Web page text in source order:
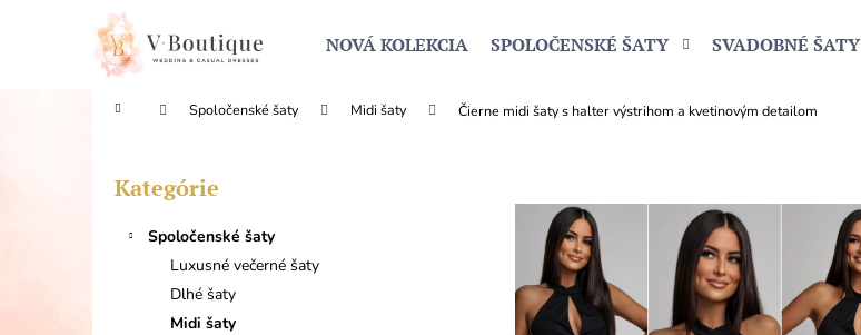
NOVÁ KOLEKCIA SPOLOČENSKÉ ŠATY SVADOBNÉ ŠATY
Domov Spoločenské šaty Midi šaty Čierne midi šaty s halter výstrihom a kvetinovým detailom
Preskočiť
kategórie
Kategórie
Spoločenské šaty
Luxusné večerné šaty
Dlhé šaty
Midi šaty
Späť
Späť
Čo potrebujete nájsť?
HĽADAŤ
Odporúčame